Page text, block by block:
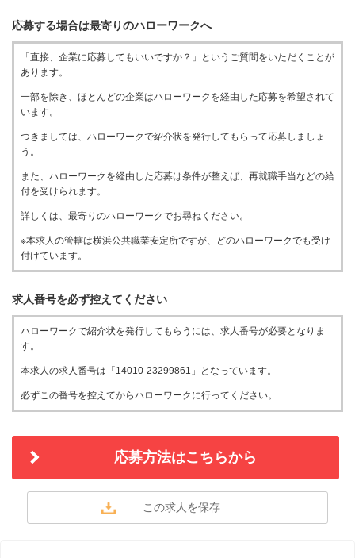
応募する場合は最寄りのハローワークへ
「直接、企業に応募してもいいですか？」というご質問をいただくことが
あります。
一部を除き、ほとんどの企業はハローワークを経由した応募を希望されて
います。
つきましては、ハローワークで紹介状を発行してもらって応募しましょ
う。
また、ハローワークを経由した応募は条件が整えば、再就職手当などの給
付を受けられます。
詳しくは、最寄りのハローワークでお尋ねください。
※本求人の管轄は横浜公共職業安定所ですが、どのハローワークでも受け
付けています。
求人番号を必ず控えてください
ハローワークで紹介状を発行してもらうには、求人番号が必要となりま
す。
本求人の求人番号は「14010-23299861」となっています。
必ずこの番号を控えてからハローワークに行ってください。
応募方法はこちらから